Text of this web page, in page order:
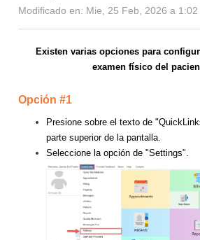
Modificado en: Mie, 25 Feb, 2026 a 1:02
Existen varias opciones para
examen físico del
Opción #1
Presione sobre el texto de
parte superior de la pantalla.
Seleccione la opción de "Settings".